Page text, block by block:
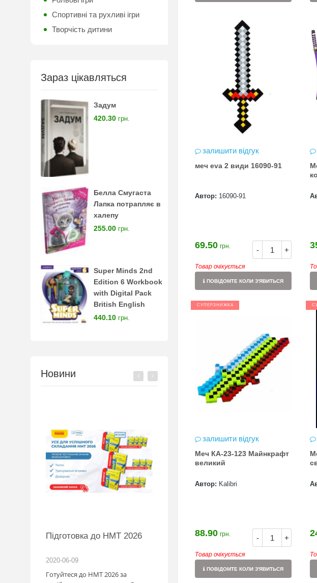
Спортивні та рухливі ігри
Творчість дитини
Зараз цікавляться
Задум
420.30 грн.
Белла Смугаста
Лапка потрапляє в
халепу
255.00 грн.
Super Minds 2nd
Edition 6 Workbook
with Digital Pack
British English
440.10 грн.
Новини
Підготовка до НМТ 2026
2020-06-09
Готуйтеся до НМТ 2026 за
2026-06-18
Нова
2020-06-09
Нова
залишити відгук
меч eva 2 види 16090-91
Автор: 16090-91
- +
69.50 грн.
Товар очікується
ПОВІДОМТЕ КОЛИ З'ЯВИТЬСЯ
СУПЕРЗНИЖКА
залишити відгук
Меч КА-23-123 Майнкрафт
великий
Автор: Kalibri
- +
88.90 грн.
Товар очікується
ПОВІДОМТЕ КОЛИ З'ЯВИТЬСЯ